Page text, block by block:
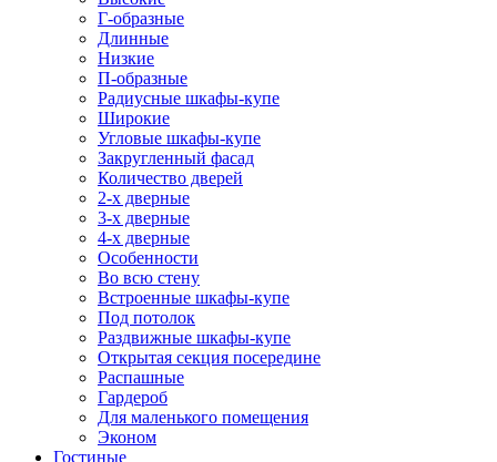
Г-образные
Длинные
Низкие
П-образные
Радиусные шкафы-купе
Широкие
Угловые шкафы-купе
Закругленный фасад
Количество дверей
2-х дверные
3-х дверные
4-х дверные
Особенности
Во всю стену
Встроенные шкафы-купе
Под потолок
Раздвижные шкафы-купе
Открытая секция посередине
Распашные
Гардероб
Для маленького помещения
Эконом
Гостиные